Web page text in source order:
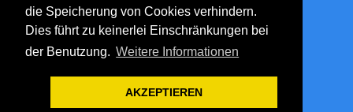
die Speicherung von Cookies verhindern.
Dies führt zu keinerlei Einschränkungen bei
der Benutzung. Weitere Informationen
AKZEPTIEREN